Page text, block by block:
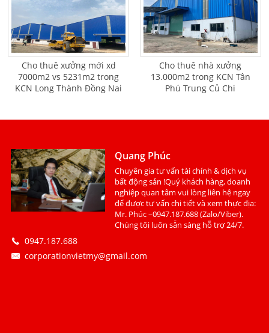
Cho thuê xưởng mới xd
7000m2 vs 5231m2 trong
KCN Long Thành Đồng Nai
Cho thuê nhà xưởng
13.000m2 trong KCN Tân
Phú Trung Củ Chi
Quang Phúc
Chuyên gia tư vấn tài chính & dịch vụ
bất động sản !Quý khách hàng, doanh
nghiệp quan tâm vui lòng liên hệ ngay
để được tư vấn chi tiết và xem thực địa:
Mr. Phúc –0947.187.688 (Zalo/Viber).
Chúng tôi luôn sẵn sàng hỗ trợ 24/7.
0947.187.688
corporationvietmy@gmail.com